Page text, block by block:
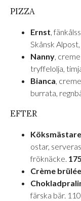
PIZZA
Ernst,
Skånsk
Nanny,
tryffelolja,
Bianca,
burrata,
EFTER
ostar,
fröknäcke.
Crème brülée
färska bär.